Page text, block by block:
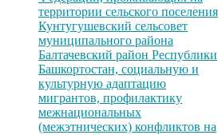
территории сельского поселения
Кунтугушевский сельсовет
муниципального района
Балтачевский район Республики
Башкортостан, социальную и
культурную адаптацию
мигрантов, профилактику
межнациональных
(межэтнических) конфликтов на